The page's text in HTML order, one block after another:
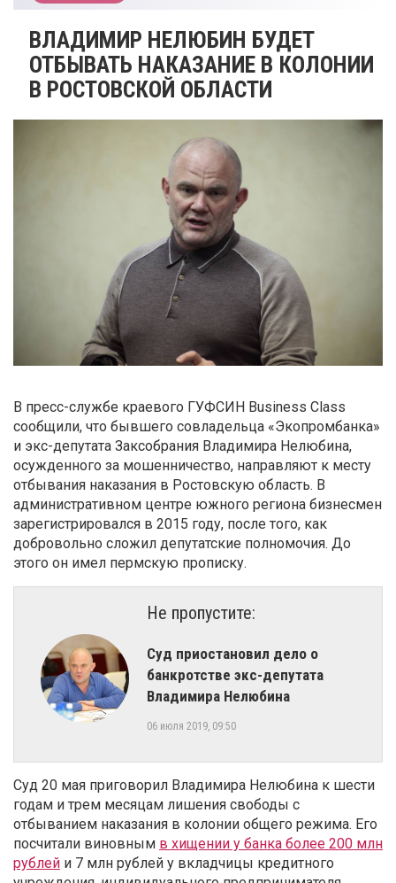
ВЛАДИМИР НЕЛЮБИН БУДЕТ
ОТБЫВАТЬ НАКАЗАНИЕ В КОЛОНИИ
В РОСТОВСКОЙ ОБЛАСТИ
В пресс-службе краевого ГУФСИН Business Class
сообщили, что бывшего совладельца «Экопромбанка»
и экс-депутата Заксобрания Владимира Нелюбина,
осужденного за мошенничество, направляют к месту
отбывания наказания в Ростовскую область. В
административном центре южного региона бизнесмен
зарегистрировался в 2015 году, после того, как
добровольно сложил депутатские полномочия. До
этого он имел пермскую прописку.
Не пропустите:
Суд приостановил дело о
банкротстве экс-депутата
Владимира Нелюбина
06 июля 2019, 09:50
Суд 20 мая приговорил Владимира Нелюбина к шести
годам и трем месяцам лишения свободы с
отбыванием наказания в колонии общего режима. Его
посчитали виновным в хищении у банка более 200 млн
рублей и 7 млн рублей у вкладчицы кредитного